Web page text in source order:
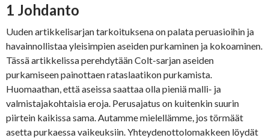
1 Johdanto
Uuden artikkelisarjan tarkoituksena on palata peruasioihin ja
havainnollistaa yleisimpien aseiden purkaminen ja kokoaminen.
Tässä artikkelissa perehdytään Colt-sarjan aseiden
purkamiseen painottaen rataslaatikon purkamista.
Huomaathan, että aseissa saattaa olla pieniä malli- ja
valmistajakohtaisia eroja. Perusajatus on kuitenkin suurin
piirtein kaikissa sama. Autamme mielellämme, jos törmäät
asetta purkaessa vaikeuksiin. Yhteydenottolomakkeen löydät